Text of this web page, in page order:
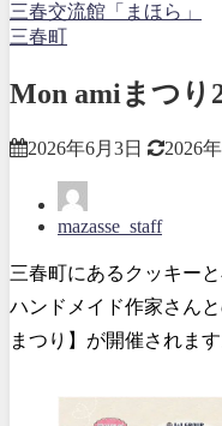
三春交流館「まほら」
三春町
Mon amiまつり
2026年6月3日 2026
mazasse_staff
三春町にあるクッキー
ハンドメイド作家さん
まつり】が開催されます